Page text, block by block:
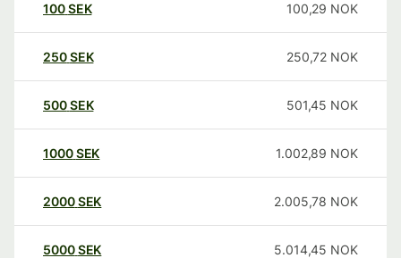
100SEK 100,29 NOK
250SEK 250,72 NOK
500SEK 501,45 NOK
1000SEK 1.002,89 NOK
2000SEK 2.005,78 NOK
5000SEK 5.014,45 NOK